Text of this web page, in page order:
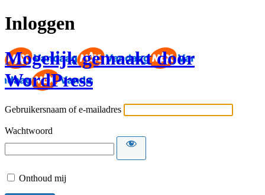
Inloggen
Mogelijk gemaakt door
WordPress
Gebruikersnaam of e-mailadres
Wachtwoord
Onthoud mij